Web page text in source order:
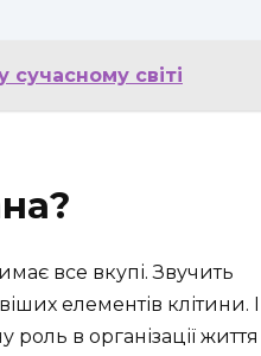
світі
все вкупі. Звучить
елементів клітини. І
в організації життя